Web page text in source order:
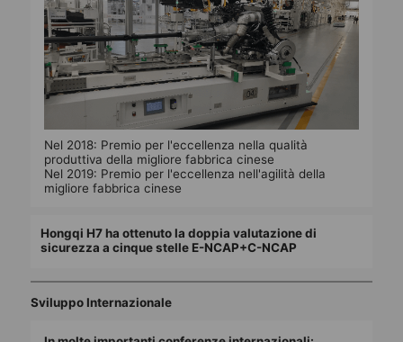
Nel 2018: Premio per l'eccellenza nella qualità
produttiva della migliore fabbrica cinese
Nel 2019: Premio per l'eccellenza nell'agilità della
migliore fabbrica cinese
Hongqi H7 ha ottenuto la doppia valutazione di
sicurezza a cinque stelle E-NCAP+C-NCAP
Sviluppo Internazionale